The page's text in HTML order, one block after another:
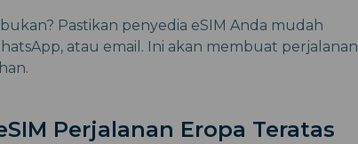
Pastikan penyedia eSIM Anda mudah
atau email. Ini akan membuat perjalanan
Perjalanan Eropa Teratas